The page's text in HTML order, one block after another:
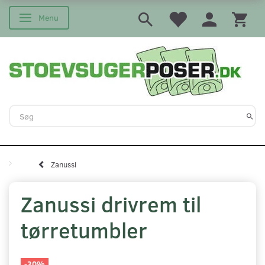
Skifte navigation
Menu
Zanussi
Zanussi drivrem til
tørretumbler